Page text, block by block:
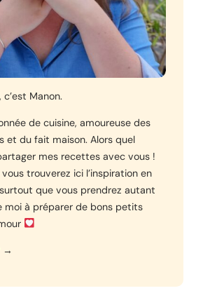
c’est Manon.
de cuisine, amoureuse des
et du fait maison. Alors quel
mes recettes avec vous !
vous trouverez ici l’inspiration en
que vous prendrez autant
moi à préparer de bons petits
→